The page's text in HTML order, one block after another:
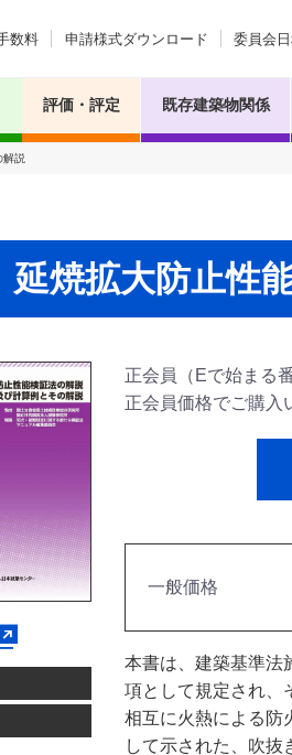
評価・評定 既存建築物関係
数料 申請様式ダウンロード 委員会
解説
延焼拡大防止性
正会員（Eで始まる
正会員価格でご購入
一般価格
本書は、建築基準法
項として規定され、
相互に火熱による防
して示された、吹抜